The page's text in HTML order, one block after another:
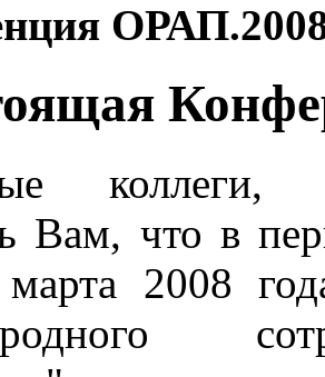
Вам, что в
2008